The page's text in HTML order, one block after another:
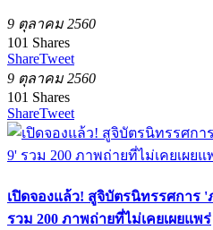
9 ตุลาคม 2560
101 Shares
ShareTweet
9 ตุลาคม 2560
101 Shares
ShareTweet
เปิดจองแล้ว! สูจิบัตรนิทรรศการ
รวม 200 ภาพถ่ายที่ไม่เคยเผยแพร่